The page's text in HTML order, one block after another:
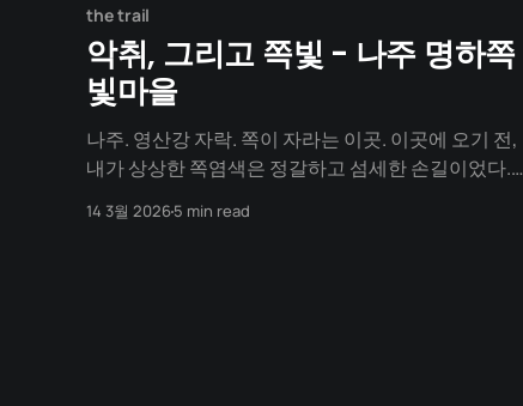
the trail
악취, 그리고 쪽빛 - 나주 명하쪽
빛마을
나주. 영산강 자락. 쪽이 자라는 이곳. 이곳에 오기 전,
내가 상상한 쪽염색은 정갈하고 섬세한 손길이었다.
"일어나셔야돼요!" 해가 뜨기 전부터 문을 두드리는
14 3월 20265 min read